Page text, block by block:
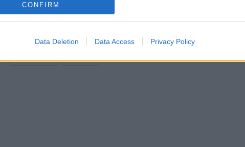
CONFIRM
Data Deletion Data Access Privacy Policy
LinkedIn Facebook